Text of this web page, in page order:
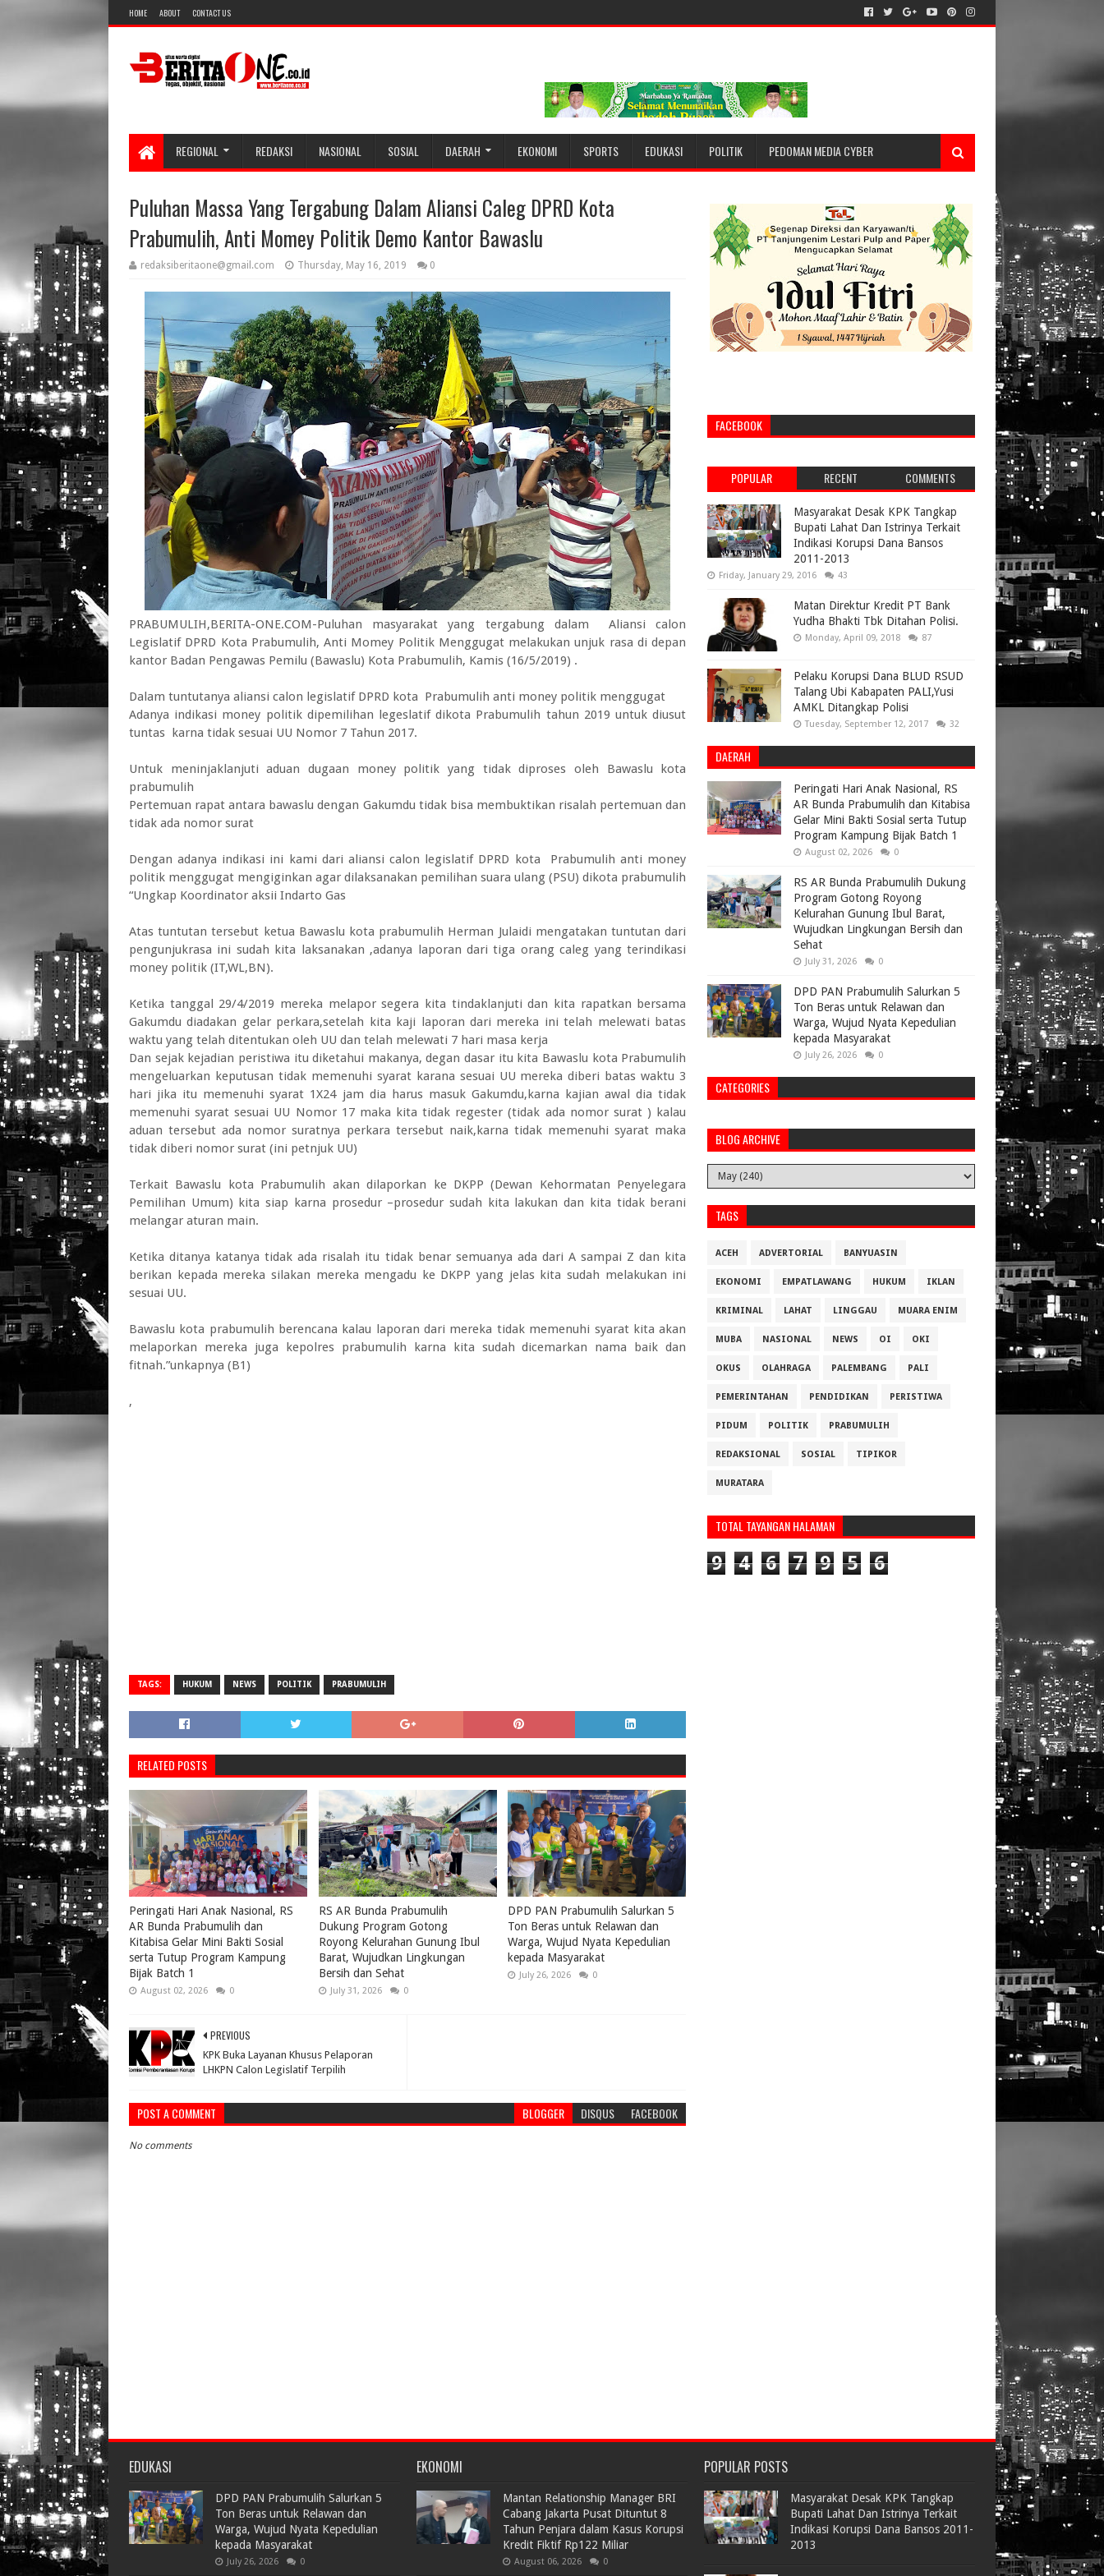
HOME ABOUT CONTACT US
REGIONAL REDAKSI NASIONAL SOSIAL DAERAH EKONOMI SPORTS EDUKASI POLITIK PEDOMAN MEDIA CYBER
Puluhan Massa Yang Tergabung Dalam Aliansi Caleg DPRD Kota
Prabumulih, Anti Momey Politik Demo Kantor Bawaslu
redaksiberitaone@gmail.com Thursday, May 16, 2019 0
PRABUMULIH,BERITA-ONE.COM-Puluhan masyarakat yang tergabung dalam Aliansi calon
Legislatif DPRD Kota Prabumulih, Anti Momey Politik Menggugat melakukan unjuk rasa di depan
kantor Badan Pengawas Pemilu (Bawaslu) Kota Prabumulih, Kamis (16/5/2019) .
Dalam tuntutanya aliansi calon legislatif DPRD kota Prabumulih anti money politik menggugat
Adanya indikasi money politik dipemilihan legeslatif dikota Prabumulih tahun 2019 untuk diusut
tuntas karna tidak sesuai UU Nomor 7 Tahun 2017.
Untuk meninjaklanjuti aduan dugaan money politik yang tidak diproses oleh Bawaslu kota
prabumulih
Pertemuan rapat antara bawaslu dengan Gakumdu tidak bisa membuktikan risalah pertemuan dan
tidak ada nomor surat
Dengan adanya indikasi ini kami dari aliansi calon legislatif DPRD kota Prabumulih anti money
politik menggugat mengiginkan agar dilaksanakan pemilihan suara ulang (PSU) dikota prabumulih
“Ungkap Koordinator aksii Indarto Gas
Atas tuntutan tersebut ketua Bawaslu kota prabumulih Herman Julaidi mengatakan tuntutan dari
pengunjukrasa ini sudah kita laksanakan ,adanya laporan dari tiga orang caleg yang terindikasi
money politik (IT,WL,BN).
Ketika tanggal 29/4/2019 mereka melapor segera kita tindaklanjuti dan kita rapatkan bersama
Gakumdu diadakan gelar perkara,setelah kita kaji laporan dari mereka ini telah melewati batas
waktu yang telah ditentukan oleh UU dan telah melewati 7 hari masa kerja
Dan sejak kejadian peristiwa itu diketahui makanya, degan dasar itu kita Bawaslu kota Prabumulih
mengeluarkan keputusan tidak memenuhi syarat karana sesuai UU mereka diberi batas waktu 3
hari jika itu memenuhi syarat 1X24 jam dia harus masuk Gakumdu,karna kajian awal dia tidak
memenuhi syarat sesuai UU Nomor 17 maka kita tidak regester (tidak ada nomor surat ) kalau
aduan tersebut ada nomor suratnya perkara tersebut naik,karna tidak memenuhi syarat maka
tidak diberi nomor surat (ini petnjuk UU)
Terkait Bawaslu kota Prabumulih akan dilaporkan ke DKPP (Dewan Kehormatan Penyelegara
Pemilihan Umum) kita siap karna prosedur –prosedur sudah kita lakukan dan kita tidak berani
melangar aturan main.
Ketika ditanya katanya tidak ada risalah itu tidak benar semuanya ada dari A sampai Z dan kita
berikan kepada mereka silakan mereka mengadu ke DKPP yang jelas kita sudah melakukan ini
sesuai UU.
Bawaslu kota prabumulih berencana kalau laporan dari mereka tidak memenuhi syarat kita akan
melaporkan mereka juga kepolres prabumulih karna kita sudah dicemarkan nama baik dan
fitnah.”unkapnya (B1)
,
TAGS: HUKUM NEWS POLITIK PRABUMULIH
RELATED POSTS
Peringati Hari Anak Nasional, RS
AR Bunda Prabumulih dan
Kitabisa Gelar Mini Bakti Sosial
serta Tutup Program Kampung
Bijak Batch 1
August 02, 2026 0
RS AR Bunda Prabumulih
Dukung Program Gotong
Royong Kelurahan Gunung Ibul
Barat, Wujudkan Lingkungan
Bersih dan Sehat
July 31, 2026 0
DPD PAN Prabumulih Salurkan 5
Ton Beras untuk Relawan dan
Warga, Wujud Nyata Kepedulian
kepada Masyarakat
July 26, 2026 0
PREVIOUS
KPK Buka Layanan Khusus Pelaporan
LHKPN Calon Legislatif Terpilih
POST A COMMENT BLOGGER DISQUS FACEBOOK
No comments
FACEBOOK
POPULAR RECENT COMMENTS
Masyarakat Desak KPK Tangkap
Bupati Lahat Dan Istrinya Terkait
Indikasi Korupsi Dana Bansos
2011-2013
Friday, January 29, 2016 43
Matan Direktur Kredit PT Bank
Yudha Bhakti Tbk Ditahan Polisi.
Monday, April 09, 2018 87
Pelaku Korupsi Dana BLUD RSUD
Talang Ubi Kabapaten PALI,Yusi
AMKL Ditangkap Polisi
Tuesday, September 12, 2017 32
DAERAH
Peringati Hari Anak Nasional, RS
AR Bunda Prabumulih dan Kitabisa
Gelar Mini Bakti Sosial serta Tutup
Program Kampung Bijak Batch 1
August 02, 2026 0
RS AR Bunda Prabumulih Dukung
Program Gotong Royong
Kelurahan Gunung Ibul Barat,
Wujudkan Lingkungan Bersih dan
Sehat
July 31, 2026 0
DPD PAN Prabumulih Salurkan 5
Ton Beras untuk Relawan dan
Warga, Wujud Nyata Kepedulian
kepada Masyarakat
July 26, 2026 0
CATEGORIES
BLOG ARCHIVE
TAGS
ACEH ADVERTORIAL BANYUASIN
EKONOMI EMPATLAWANG HUKUM IKLAN
KRIMINAL LAHAT LINGGAU MUARA ENIM
MUBA NASIONAL NEWS OI OKI
OKUS OLAHRAGA PALEMBANG PALI
PEMERINTAHAN PENDIDIKAN PERISTIWA
PIDUM POLITIK PRABUMULIH
REDAKSIONAL SOSIAL TIPIKOR
MURATARA
TOTAL TAYANGAN HALAMAN
9 4 6 7 9 5 6
EDUKASI
DPD PAN Prabumulih Salurkan 5
Ton Beras untuk Relawan dan
Warga, Wujud Nyata Kepedulian
kepada Masyarakat
July 26, 2026 0
EKONOMI
Mantan Relationship Manager BRI
Cabang Jakarta Pusat Dituntut 8
Tahun Penjara dalam Kasus Korupsi
Kredit Fiktif Rp122 Miliar
August 06, 2026 0
POPULAR POSTS
Masyarakat Desak KPK Tangkap
Bupati Lahat Dan Istrinya Terkait
Indikasi Korupsi Dana Bansos 2011-
2013